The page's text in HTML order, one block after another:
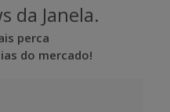
da Janela.
perca
do mercado!